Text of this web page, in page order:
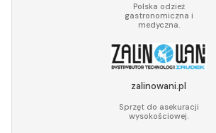
Polska odzież
gastronomiczna i
medyczna.
zalinowani.pl
Sprzęt do asekuracji
wysokościowej.